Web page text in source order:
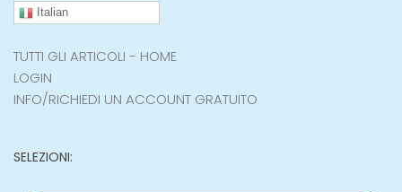
Italian
TUTTI GLI ARTICOLI - HOME
LOGIN
INFO/RICHIEDI UN ACCOUNT GRATUITO
SELEZIONI: